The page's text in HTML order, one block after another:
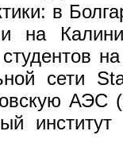
в
на
сети
институт